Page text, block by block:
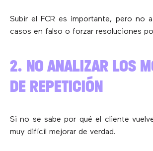
Subir el FCR es importante, pero no
casos en falso o forzar resoluciones
2. NO ANALIZAR LOS
DE REPETICIÓN
Si no se sabe por qué el cliente
muy difícil mejorar de verdad.